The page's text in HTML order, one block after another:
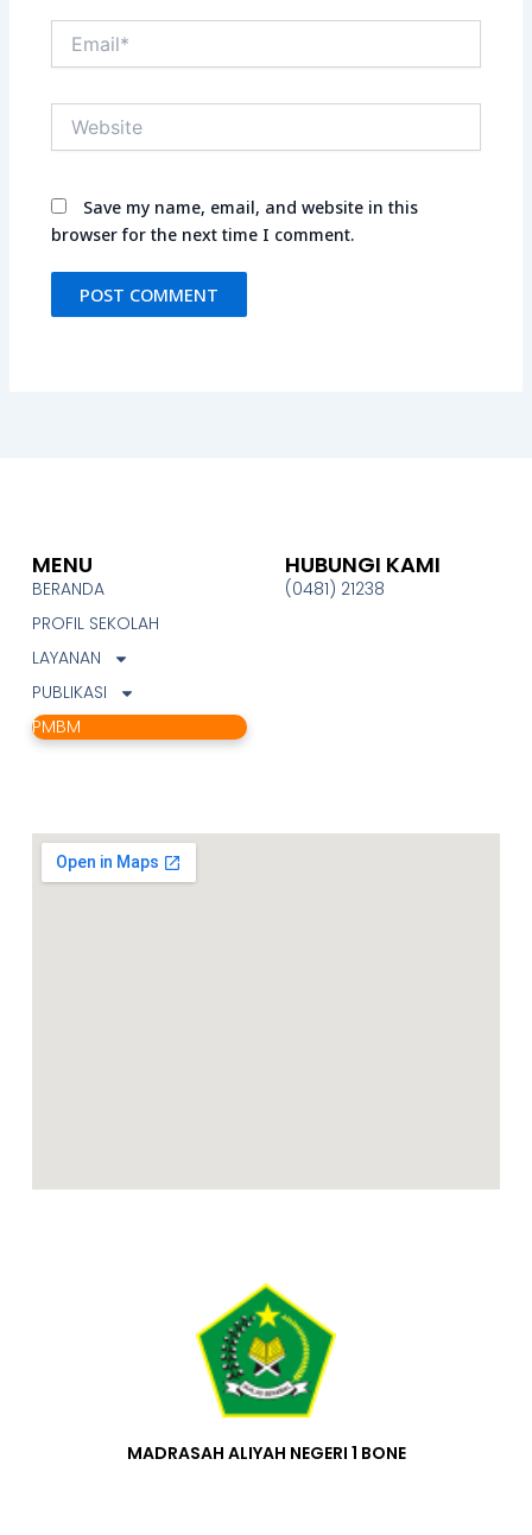
Save my name, email, and website in this
browser for the next time I comment.
MADRASAH ALIYAH NEGERI 1 BONE
MENU
BERANDA
PROFIL SEKOLAH
LAYANAN
PUBLIKASI
PMBM
HUBUNGI KAMI
(0481) 21238